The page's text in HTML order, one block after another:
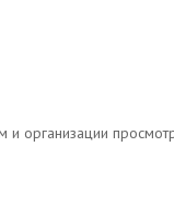
организации